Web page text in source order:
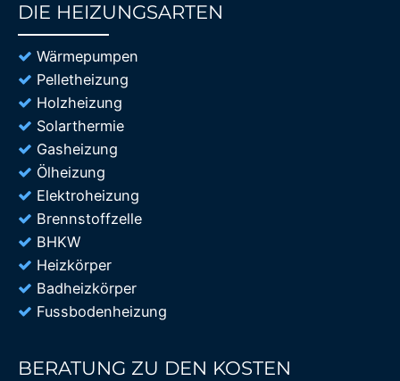
DIE HEIZUNGSARTEN
Wärmepumpen
Pelletheizung
Holzheizung
Solarthermie
Gasheizung
Ölheizung
Elektroheizung
Brennstoffzelle
BHKW
Heizkörper
Badheizkörper
Fussbodenheizung
BERATUNG ZU DEN KOSTEN